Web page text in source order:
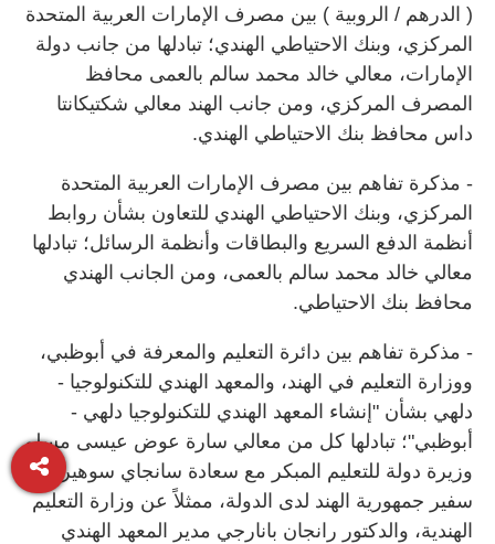
( الدرهم / الروبية ) بين مصرف الإمارات العربية المتحدة
المركزي، وبنك الاحتياطي الهندي؛ تبادلها من جانب دولة
الإمارات، معالي خالد محمد سالم بالعمى محافظ
المصرف المركزي، ومن جانب الهند معالي شكتيكانتا
داس محافظ بنك الاحتياطي الهندي.
- مذكرة تفاهم بين مصرف الإمارات العربية المتحدة
المركزي، وبنك الاحتياطي الهندي للتعاون بشأن روابط
أنظمة الدفع السريع والبطاقات وأنظمة الرسائل؛ تبادلها
معالي خالد محمد سالم بالعمى، ومن الجانب الهندي
محافظ بنك الاحتياطي.
- مذكرة تفاهم بين دائرة التعليم والمعرفة في أبوظبي،
ووزارة التعليم في الهند، والمعهد الهندي للتكنولوجيا -
دلهي بشأن "إنشاء المعهد الهندي للتكنولوجيا دلهي -
أبوظبي"؛ تبادلها كل من معالي سارة عوض عيسى مسلم
وزيرة دولة للتعليم المبكر مع سعادة سانجاي سوهير
سفير جمهورية الهند لدى الدولة، ممثلاً عن وزارة التعليم
الهندية، والدكتور رانجان بانارجي مدير المعهد الهندي